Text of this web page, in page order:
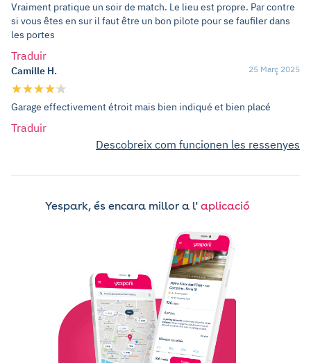
Vraiment pratique un soir de match. Le lieu est propre. Par contre
si vous êtes en sur il faut être un bon pilote pour se faufiler dans
les portes
Traduir
Camille H. 25 Març 2025
Garage effectivement étroit mais bien indiqué et bien placé
Traduir
Descobreix com funcionen les ressenyes
Yespark, és encara millor a l' aplicació